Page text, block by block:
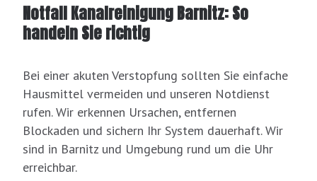
Notfall Kanalreinigung Barnitz: So
handeln Sie richtig
Bei einer akuten Verstopfung sollten Sie einfache
Hausmittel vermeiden und unseren Notdienst
rufen. Wir erkennen Ursachen, entfernen
Blockaden und sichern Ihr System dauerhaft. Wir
sind in Barnitz und Umgebung rund um die Uhr
erreichbar.